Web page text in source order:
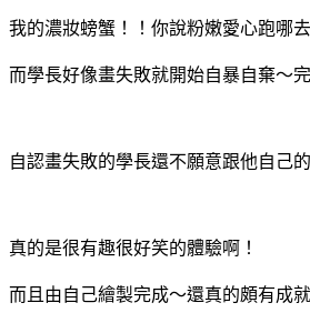
我的濃妝螃蟹！！你說粉嫩愛心跑哪
而學長好像畫失敗就開始自暴自棄～
自認畫失敗的學長還不願意跟他自己
真的是很有趣很好笑的體驗啊！
而且由自己繪製完成～還真的頗有成